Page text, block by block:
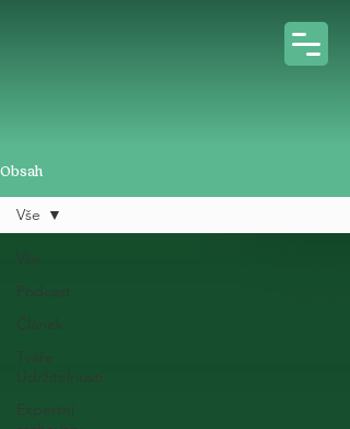
Obsah
Vše
Podcast
Článek
Tváře
Udržitelnosti
Expertní
Vše